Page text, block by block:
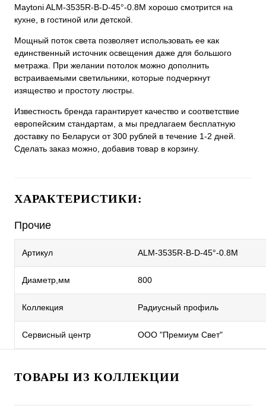
Maytoni ALM-3535R-B-D-45°-0.8M хорошо смотрится на
кухне, в гостиной или детской.
Мощный поток света позволяет использовать ее как
единственный источник освещения даже для большого
метража. При желании потолок можно дополнить
встраиваемыми светильники, которые подчеркнут
изящество и простоту люстры.
Известность бренда гарантирует качество и соответствие
европейским стандартам, а мы предлагаем бесплатную
доставку по Беларуси от 300 рублей в течение 1-2 дней.
Сделать заказ можно, добавив товар в корзину.
ХАРАКТЕРИСТИКИ:
Прочие
Артикул ALM-3535R-B-D-45°-0.8M
Диаметр,мм 800
Коллекция Радиусный профиль
Сервисный центр ООО "Премиум Свет"
ТОВАРЫ ИЗ КОЛЛЕКЦИИ